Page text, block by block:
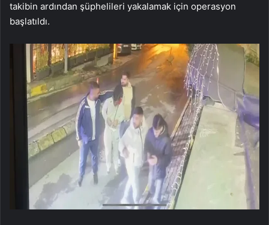
takibin ardından şüphelileri yakalamak için operasyon
başlatıldı.